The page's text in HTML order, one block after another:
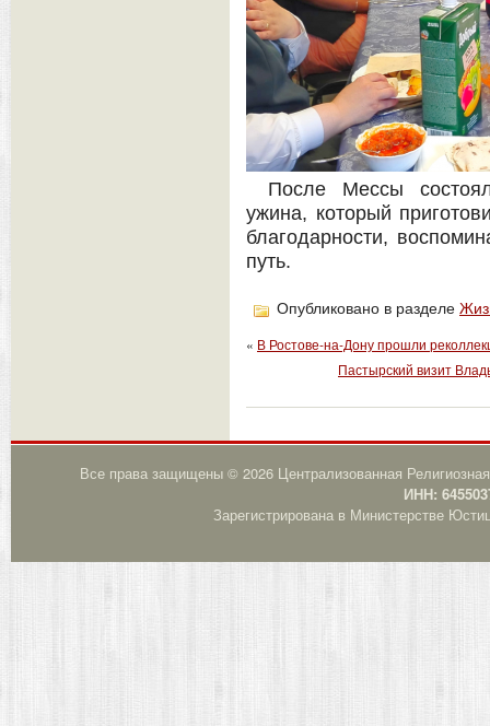
После Мессы
ужина, который
благодарности,
путь.
Опубликовано в разделе
« В Ростове-на-Дону прошли
Пастырский визит
Все права защищены © 2026 Централизованная
ИНН:
Зарегистрирована в Министерстве